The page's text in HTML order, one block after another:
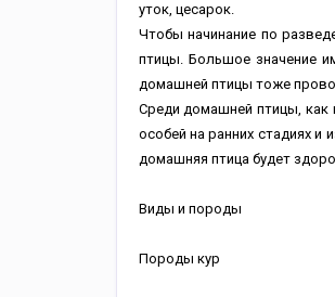
уток, цесарок.
Чтобы начинание по
птицы. Большое значение
домашней птицы тоже
Среди домашней птицы, как
особей на ранних стадиях
домашняя птица будет
Виды и породы
Породы кур